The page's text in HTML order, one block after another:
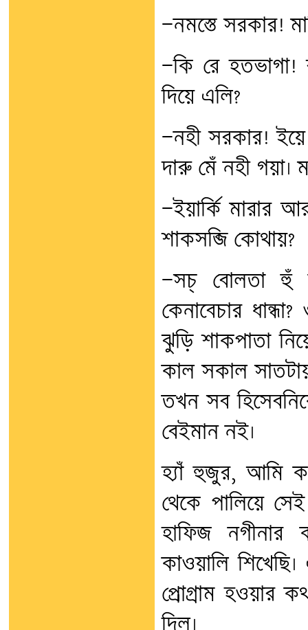
—নমস্তে সরকার!
—কি রে হতভাগা!
দিয়ে এলি?
—নহী সরকার!
দারু মেঁ নহী
—ইয়ার্কি মারার
শাকসব্জি কোথায়?
—সচ্ বোলতা হুঁ
কেনাবেচার
ঝুড়ি শাকপাতা
কাল সকাল
তখন সব
বেইমান নই।
হ্যাঁ হুজুর, আমি
থেকে পালিয়ে
হাফিজ নগীনার
কাওয়ালি
প্রোগ্রাম হওয়ার